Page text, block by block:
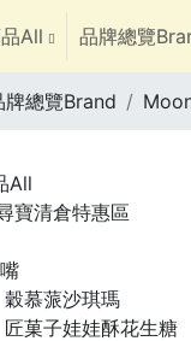
All 品牌總覽
牌總覽Brand
All
寶清倉特惠區
穀慕蒎沙琪瑪
匠菓子娃娃酥花生糖